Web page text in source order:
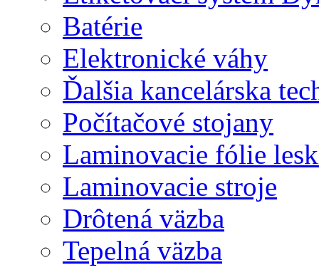
Batérie
Elektronické váhy
Ďalšia kancelárska
Počítačové stojany
Laminovacie fólie
Laminovacie stroje
Drôtená väzba
Tepelná väzba